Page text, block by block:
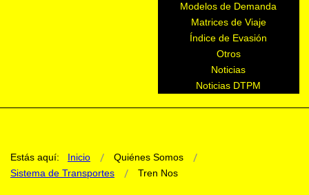
Modelos de Demanda
Matrices de Viaje
Índice de Evasión
Otros
Noticias
Noticias DTPM
Estás aquí: Inicio
Quiénes Somos
Sistema de Transportes
Tren Nos